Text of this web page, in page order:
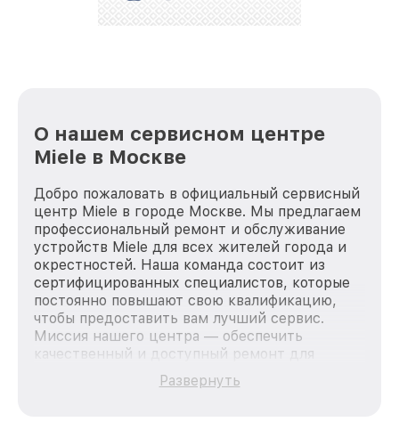
О нашем сервисном центре
Miele в Москве
Добро пожаловать в официальный сервисный
центр Miele в городе Москве. Мы предлагаем
профессиональный ремонт и обслуживание
устройств Miele для всех жителей города и
окрестностей. Наша команда состоит из
сертифицированных специалистов, которые
постоянно повышают свою квалификацию,
чтобы предоставить вам лучший сервис.
Миссия нашего центра — обеспечить
качественный и доступный ремонт для
каждого пользователя продукции Miele, вне
зависимости от сложности поломки. Мы
Развернуть